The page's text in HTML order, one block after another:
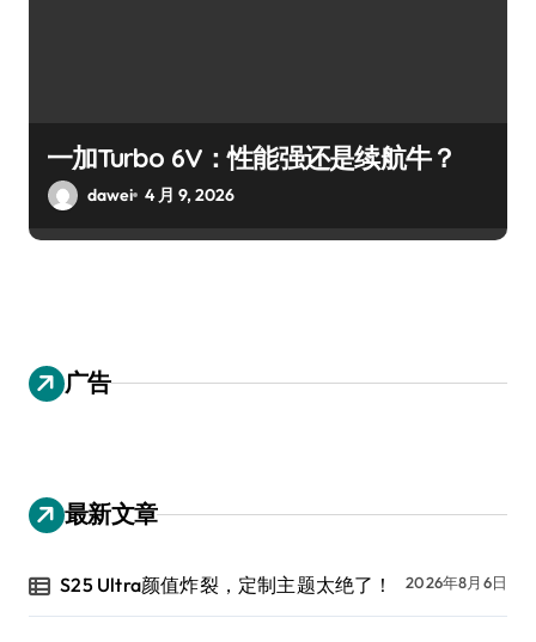
一加Turbo 6V：性能强还是续航牛？
dawei 4 月 9, 2026
广告
最新文章
S25 Ultra颜值炸裂，定制主题太绝了！ 2026年8月6日